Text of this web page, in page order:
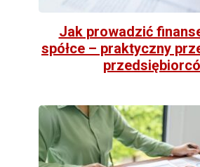
Jak prowadzić
spółce – praktyczny